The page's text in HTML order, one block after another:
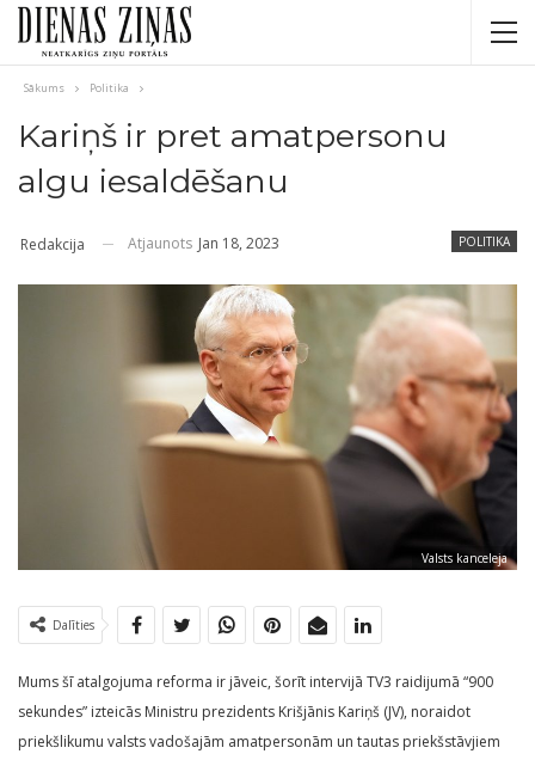
Sākums Politika
Kariņš ir pret amatpersonu
algu iesaldēšanu
POLITIKA
Redakcija Atjaunots Jan 18, 2023
Valsts kanceleja
Dalīties
Mums šī atalgojuma reforma ir jāveic, šorīt intervijā TV3 raidijumā “900
sekundes” izteicās Ministru prezidents Krišjānis Kariņš (JV), noraidot
priekšlikumu valsts vadošajām amatpersonām un tautas priekšstāvjiem